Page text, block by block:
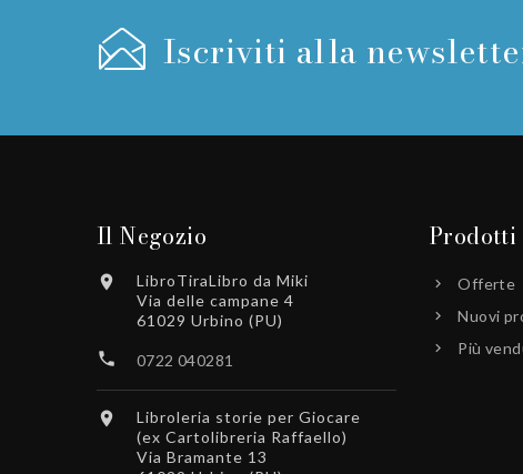
Iscriviti alla
Il Negozio

LibroTiraLibro da Miki
Via delle campane 4
61029 Urbino (PU)
 0722 040281

Libroleria storie per Giocare
(ex Cartolibreria Raffaello)
Via Bramante 13
Prodotti
Offerte
Nuovi
Più